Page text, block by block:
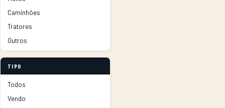
Caminhões
Tratores
Outros
TIPO
Todos
Vendo